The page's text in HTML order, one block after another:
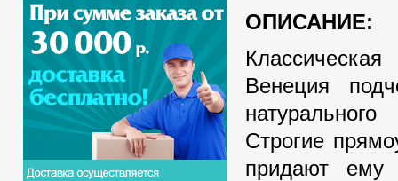
ОПИСАНИЕ:
Венеция
Строгие
придают ему